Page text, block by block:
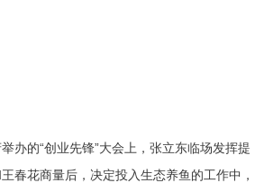
办的“创业先锋”大会上，张立东临场发挥提
春花商量后，决定投入生态养鱼的工作中，